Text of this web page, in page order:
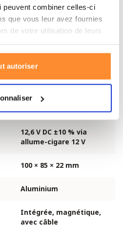
peuvent combiner celles-ci
que vous leur avez fournies
de votre utilisation de leurs
autoriser
446,00625 – 446,09375
MHz
9
Scan, Monitor, Time Out
12,6 V DC ±10 % via
allume-cigare 12 V
100 × 85 × 22 mm
Aluminium
Intégrée, magnétique,
avec câble